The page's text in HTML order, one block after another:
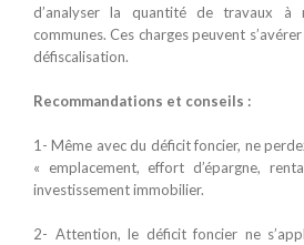
d’analyser la quantité de travaux à
communes. Ces charges peuvent
défiscalisation.
Recommandations et conseils :
1- Même avec du déficit foncier, ne
« emplacement, effort d’épargne,
investissement immobilier.
2- Attention, le déficit foncier ne